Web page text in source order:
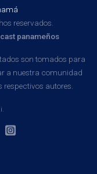
reservados.
panameños
son tomados para
a nuestra comunidad
respectivos autores.